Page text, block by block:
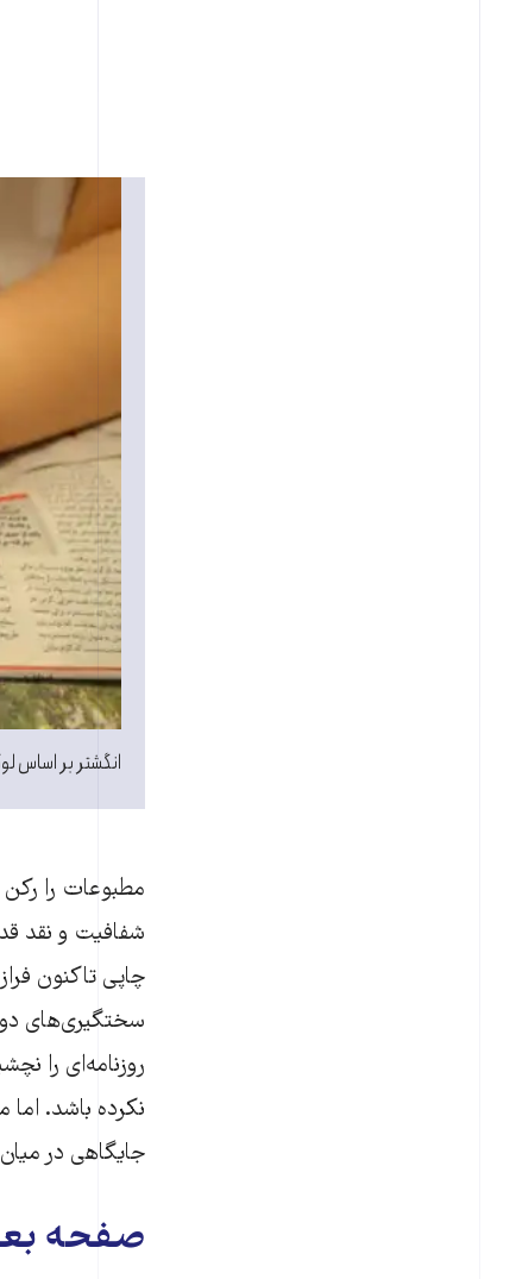
انگشتر بر اساس
مطبوعات را رکن
شفافیت و نقد
چاپی تاکنون
سختگیری‌های
روزنامه‌‌ای را
نکرده باشد.
جایگاهی در
صفحه